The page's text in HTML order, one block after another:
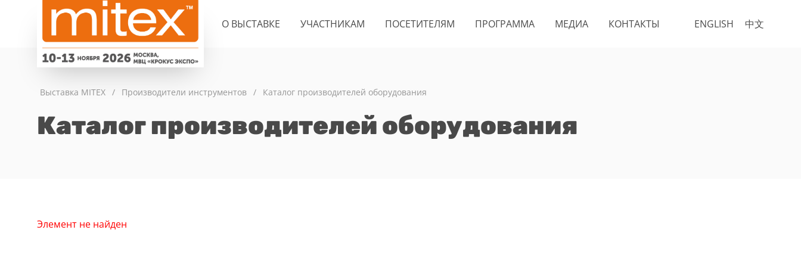
ENGLISH 中文
О ВЫСТАВКЕ УЧАСТНИКАМ ПОСЕТИТЕЛЯМ ПРОГРАММА МЕДИА КОНТАКТЫ
Выставка MITEX / Производители инструментов / Каталог производителей оборудования
Каталог производителей оборудования
Элемент не найден